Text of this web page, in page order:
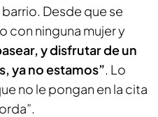
Desde que se
con ninguna mujer y
y disfrutar de un
ya no estamos”. Lo
no le pongan en la cita